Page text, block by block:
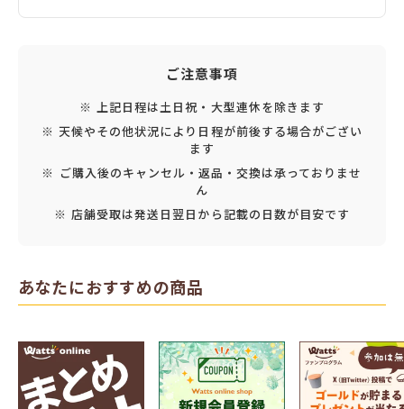
ご注意事項
※ 上記日程は土日祝・大型連休を除きます
※ 天候やその他状況により日程が前後する場合がござい
ます
※ ご購入後のキャンセル・返品・交換は承っておりませ
ん
※ 店舗受取は発送日翌日から記載の日数が目安です
あなたにおすすめの商品